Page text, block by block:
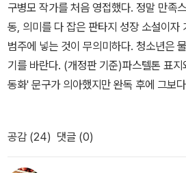
구병모 작가를 처음 영접했다. 정말 만족
동, 의미를 다 잡은 판타지 성장 소설이자
범주에 넣는 것이 무의미하다. 청소년은
기를 바란다. (개정판 기준)파스텔톤 표
동화' 문구가 의아했지만 완독 후에 그보
족의 조건'을 이야기한다. 세상 사람들, 특
을 찾으려고 한다. 그들에겐 무엇이든 올
래야 하고 저것은 저래야 한다. 그게 아니
공감 (24) 댓글 (0)